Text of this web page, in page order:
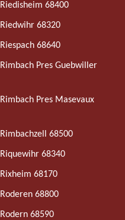
68400
68320
68640
Pres Guebwiller
Pres Masevaux
68500
68340
68170
68800
68590